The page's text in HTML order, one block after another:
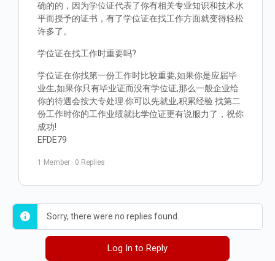
确的的，因为学位证代表了你有相关专业知识和技术水
平而授予的证书，有了学位证在找工作方面就变得轻松
许多了。
学位证在找工作时重要吗?
学位证在你找第一份工作时比较重要,如果你是应届毕
业生,如果你只有毕业证而没有学位证,那么一般企业给
你的待遇会按大专处理.你可以先就业,积累经验.找第二
份工作时你的工作业绩就比学位证更有说服力了，祝你
成功!
EFDE79
1 Member · 0 Replies
Sorry, there were no replies found.
Log In to Reply